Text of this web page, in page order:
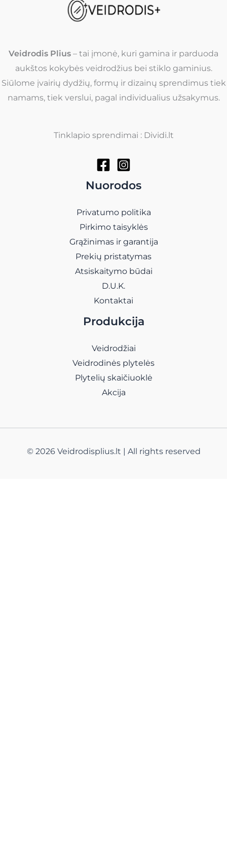
Veidrodis Plius – tai įmonė, kuri gamina ir parduoda
aukštos kokybės veidrodžius bei stiklo gaminius.
Siūlome įvairių dydžių, formų ir dizainų sprendimus tiek
namams, tiek verslui, pagal individualius užsakymus.
Tinklapio sprendimai : Dividi.lt
Nuorodos
Privatumo politika
Pirkimo taisyklės
Grąžinimas ir garantija
Prekių pristatymas
Atsiskaitymo būdai
D.U.K.
Kontaktai
Produkcija
Veidrodžiai
Veidrodinės plytelės
Plytelių skaičiuoklė
Akcija
© 2026 Veidrodisplius.lt | All rights reserved